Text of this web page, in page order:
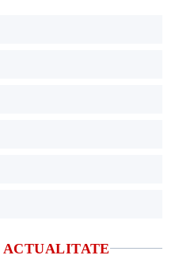
ACTUALITATE